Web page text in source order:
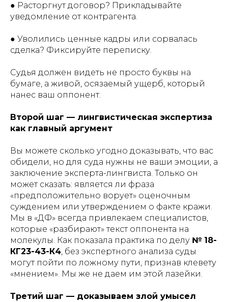
● Расторгнут договор? Прикладывайте
уведомление от контрагента.
● Уволились ценные кадры или сорвалась
сделка? Фиксируйте переписку.
Судья должен видеть не просто буквы на
бумаге, а живой, осязаемый ущерб, который
нанес ваш оппонент.
Второй шаг — лингвистическая экспертиза
как главный аргумент
Вы можете сколько угодно доказывать, что вас
обидели, но для суда нужны не ваши эмоции, а
заключение эксперта-лингвиста. Только он
может сказать: является ли фраза
«предположительно ворует» оценочным
суждением или утверждением о факте кражи.
Мы в «ДФ» всегда привлекаем специалистов,
которые «разбирают» текст оппонента на
молекулы. Как показала практика по делу № 18-
КГ23-43-К4, без экспертного анализа суды
могут пойти по ложному пути, признав клевету
«мнением». Мы же не даем им этой лазейки.
Третий шаг — доказываем злой умысел